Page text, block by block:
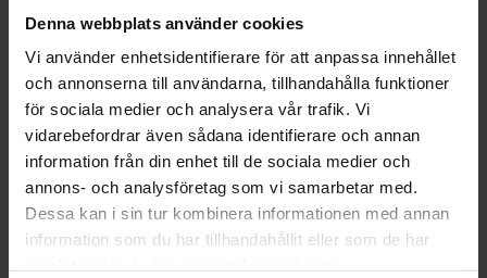
Denna webbplats använder cookies
Vi använder enhetsidentifierare för att anpassa innehållet
och annonserna till användarna, tillhandahålla funktioner
för sociala medier och analysera vår trafik. Vi
vidarebefordrar även sådana identifierare och annan
information från din enhet till de sociala medier och
annons- och analysföretag som vi samarbetar med.
Dessa kan i sin tur kombinera informationen med annan
information som du har tillhandahållit eller som de har